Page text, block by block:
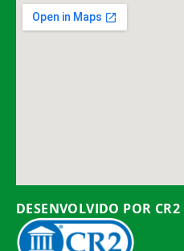
DESENVOLVIDO POR CR2